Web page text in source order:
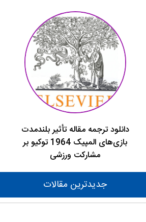
دانلود ترجمه مقاله تأثیر بلندمدت
بازی‌های المپیک 1964 توکیو بر
مشارکت ورزشی
جدیدترین مقالات